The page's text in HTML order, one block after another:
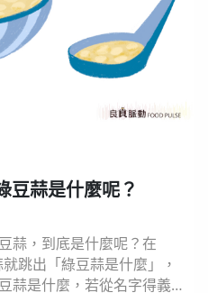
豆蒜是什麼呢？
蒜，到底是什麼呢？在
跳出「綠豆蒜是什麼」，
蒜是什麼，若從名字得義，